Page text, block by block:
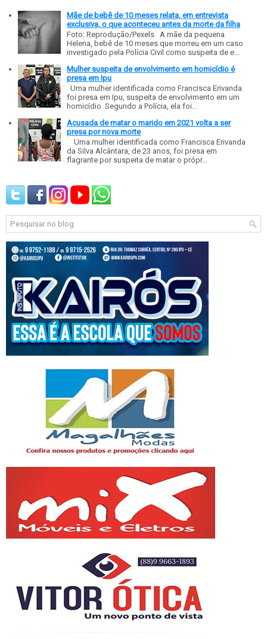
Mãe de bebê de 10 meses relata, em entrevista
exclusiva, o que aconteceu antes da morte da filha
Foto: Reprodução/Pexels A mãe da pequena
Helena, bebê de 10 meses que morreu em um caso
investigado pela Polícia Civil como suspeita de e...
Mulher suspeita de envolvimento em homicídio é
presa em Ipu
Uma mulher identificada como Francisca Erivanda
foi presa em Ipu, suspeita de envolvimento em um
homicídio. Segundo a Polícia, ela foi...
Acusada de matar o marido em 2021 volta a ser
presa por nova morte
Uma mulher identificada como Francisca Erivanda
da Silva Alcântara, de 23 anos, foi presa em
flagrante por suspeita de matar o própr...